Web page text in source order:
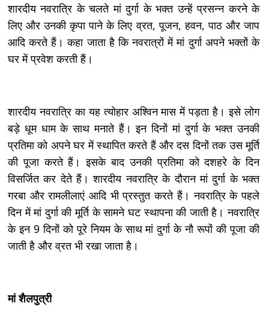
शारदीय नवरात्रि के चलते मां दुर्गा के भक्त उन्हें प्रसन्न करने के
लिए और उनकी कृपा पाने के लिए व्रत, पूजन, हवन, पाठ और जाप
आदि करते हैं। कहा जाता है कि नवरात्रों में मां दुर्गा अपने भक्तों के
घर में प्रवेश करती हैं।
शारदीय नवरात्रि का यह त्योहार अश्विन मास में पड़ता है। इसे लोग
बड़े धूम धाम के साथ मनाते हैं। इन दिनों मां दुर्गा के भक्त उनकी
प्रतिमा को अपने घर में स्थापित करते हैं और दस दिनों तक उस मूर्ति
की पूजा करते हैं। इसके बाद उनकी प्रतिमा को दशहरे के दिन
विसर्जित कर देते हैं। शारदीय नवरात्रि के दौरान मां दुर्गा के भक्त
गरबा और रामलीलाएं आदि भी प्रस्तुत करते हैं। नवरात्रि के पहले
दिन में मां दुर्गा की मूर्ति के सामने घट स्थापना की जाती है। नवरात्रि
के इन 9 दिनों को पूरे नियम के साथ मां दुर्गा के नौ रूपों की पूजा की
जाती है और व्रत भी रखा जाता है।
मां शैलपुत्री